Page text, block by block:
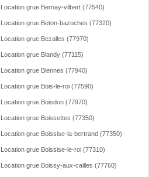
Location grue Bernay-vilbert (77540)
Location grue Beton-bazoches (77320)
Location grue Bezalles (77970)
Location grue Blandy (77115)
Location grue Blennes (77940)
Location grue Bois-le-roi (77590)
Location grue Boisdon (77970)
Location grue Boissettes (77350)
Location grue Boissise-la-bertrand (77350)
Location grue Boissise-le-roi (77310)
Location grue Boissy-aux-cailles (77760)